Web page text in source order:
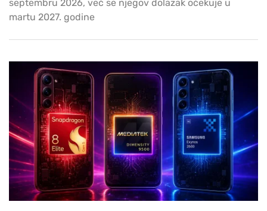
septembru 2026, već se njegov dolazak očekuje u
martu 2027. godine